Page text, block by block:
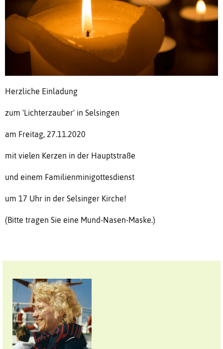
Herzliche Einladung
zum 'Lichterzauber' in Selsingen
am Freitag, 27.11.2020
mit vielen Kerzen in der Hauptstraße
und einem Familienminigottesdienst
um 17 Uhr in der Selsinger Kirche!
(Bitte tragen Sie eine Mund-Nasen-Maske.)